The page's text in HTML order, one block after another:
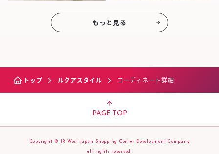
もっと見る
トップ ルクアスタイル コーディネート詳細
PAGE TOP
Copyright © JR West Japan Shopping Center Development Company
all rights reserved.